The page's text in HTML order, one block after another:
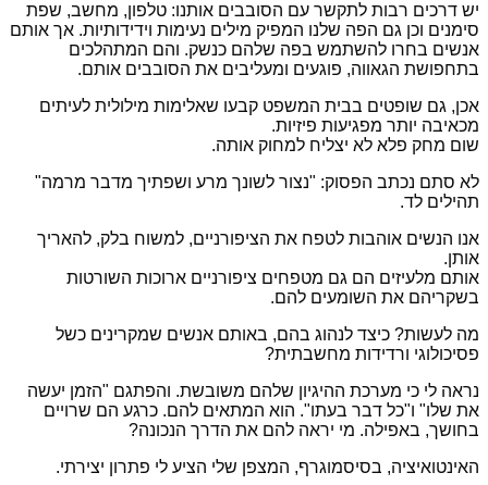
יש דרכים רבות לתקשר עם הסובבים אותנו: טלפון, מחשב, שפת
סימנים וכן גם הפה שלנו המפיק מילים נעימות וידידותיות. אך אותם
אנשים בחרו להשתמש בפה שלהם כנשק. והם המתהלכים
בתחפושת הגאווה, פוגעים ומעליבים את הסובבים אותם.
אכן, גם שופטים בבית המשפט קבעו שאלימות מילולית לעיתים
מכאיבה יותר מפגיעות פיזיות.
שום מחק פלא לא יצליח למחוק אותה.
לא סתם נכתב הפסוק: "נצור לשונך מרע ושפתיך מדבר מרמה"
תהילים לד.
אנו הנשים אוהבות לטפח את הציפורניים, למשוח בלק, להאריך
אותן.
אותם מלעיזים הם גם מטפחים ציפורניים ארוכות השורטות
בשקריהם את השומעים להם.
מה לעשות? כיצד לנהוג בהם, באותם אנשים שמקרינים כשל
פסיכולוגי ורדידות מחשבתית?
נראה לי כי מערכת ההיגיון שלהם משובשת. והפתגם "הזמן יעשה
את שלו" ו"כל דבר בעתו". הוא המתאים להם. כרגע הם שרויים
בחושך, באפילה. מי יראה להם את הדרך הנכונה?
האינטואיציה, בסיסמוגרף, המצפן שלי הציע לי פתרון יצירתי.